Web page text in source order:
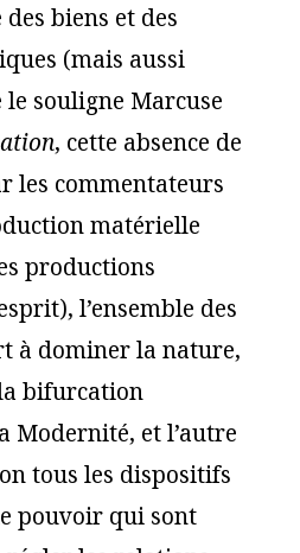
biens et des
(mais aussi
souligne Marcuse
, cette absence de
les commentateurs
matérielle
productions
l’ensemble des
à dominer la nature,
bifurcation
Modernité, et l’autre
tous les dispositifs
pouvoir qui sont